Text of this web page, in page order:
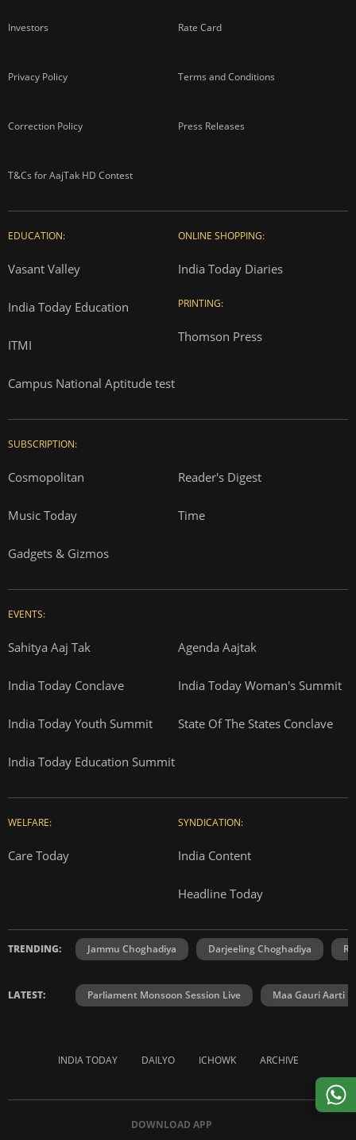
Investors Rate Card
Privacy Policy Terms and Conditions
Correction Policy Press Releases
T&Cs for AajTak HD Contest
EDUCATION:
Vasant Valley
India Today Education
ITMI
Campus National Aptitude test
ONLINE SHOPPING:
India Today Diaries
PRINTING:
Thomson Press
SUBSCRIPTION:
Cosmopolitan Reader's Digest
Music Today Time
Gadgets & Gizmos
EVENTS:
Sahitya Aaj Tak Agenda Aajtak
India Today Conclave India Today Woman's Summit
India Today Youth Summit State Of The States Conclave
India Today Education Summit
WELFARE:
Care Today
SYNDICATION:
India Content
Headline Today
TRENDING: Jammu Choghadiya Darjeeling Choghadiya
LATEST: Parliament Monsoon Session Live Maa Gauri Aarti
INDIA TODAY DAILYO ICHOWK ARCHIVE
DOWNLOAD APP